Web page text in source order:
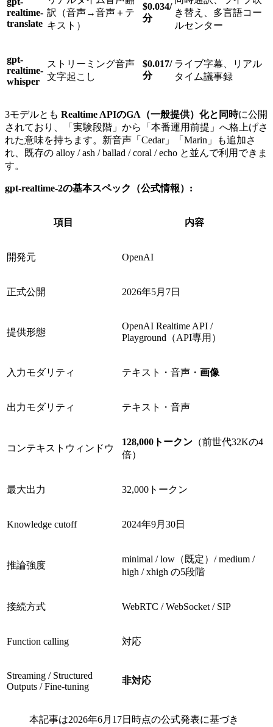
realtime-
translate
訳（音声→音声＋テ
キスト）
$0.034/
分
き替え、多言語コー
ルセンター
gpt-
realtime-
whisper
ストリーミング音声
文字起こし
$0.017/
分
ライブ字幕、リアル
タイム議事録
3モデルとも Realtime APIのGA（一般提供）化と同時に公開
されており、「実験段階」から「本番運用前提」へ格上げさ
れた意味を持ちます。新音声「Cedar」「Marin」も追加さ
れ、既存の alloy / ash / ballad / coral / echo と並んで利用できま
す。
gpt-realtime-2の基本スペック（公式情報）:
項目 内容
開発元 OpenAI
正式公開 2026年5月7日
提供形態
OpenAI Realtime API /
Playground（API専用）
入力モダリティ テキスト・音声・ 画像
出力モダリティ テキスト・音声
コンテキストウィンドウ
128,000トークン （前世代32Kの4
倍）
最大出力 32,000トークン
Knowledge cutoff 2024年9月30日
推論強度
minimal / low（既定）/ medium /
high / xhigh の5段階
接続方式 WebRTC / WebSocket / SIP
Function calling 対応
Streaming / Structured
Outputs / Fine-tuning
非対応
本記事は2026年6月17日時点の公式発表に基づき